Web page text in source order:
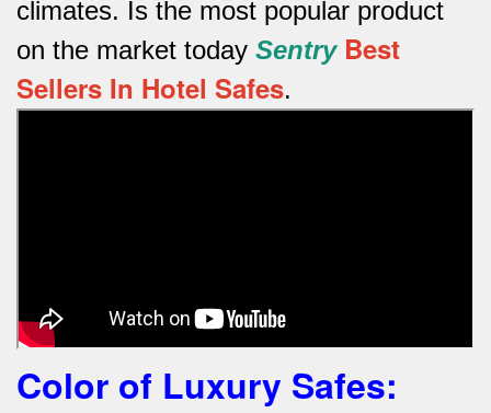
climates. Is the most popular product
on the market today Sentry Best
Sellers In Hotel Safes.
Color of Luxury Safes: